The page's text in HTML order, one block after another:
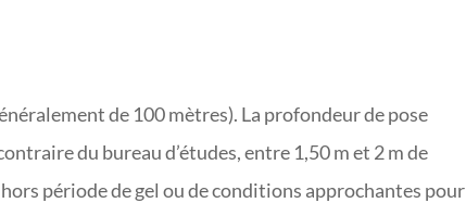
de 100 mètres). La profondeur de pose
du bureau d’études, entre 1,50 m et 2 m de
hors période de gel ou de conditions approchantes pour